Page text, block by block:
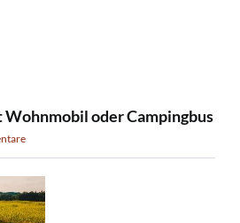
oder Campingbus